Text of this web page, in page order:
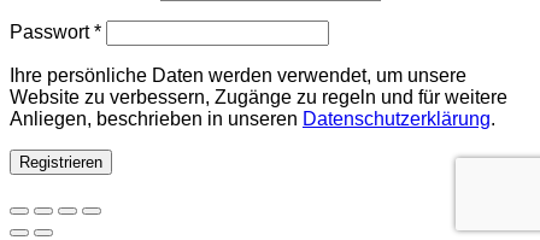
Passwort*Erforderlich
Ihre persönliche Daten werden verwendet, um unsere
Website zu verbessern, Zugänge zu regeln und für weitere
Anliegen, beschrieben in unseren Datenschutzerklärung.
Registrieren